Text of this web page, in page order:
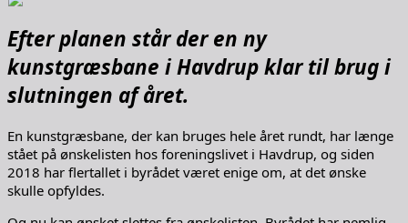
Efter planen står der en ny
kunstgræsbane i Havdrup klar til brug i
slutningen af året.
En kunstgræsbane, der kan bruges hele året rundt, har længe
stået på ønskelisten hos foreningslivet i Havdrup, og siden
2018 har flertallet i byrådet været enige om, at det ønske
skulle opfyldes.